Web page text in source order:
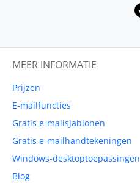
MEER INFORMATIE
Prijzen
E-mailfuncties
Gratis e-mailsjablonen
Gratis e-mailhandtekeningen
Windows-desktoptoepassingen
Blog